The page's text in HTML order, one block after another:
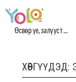
Өсвөр үе, залууст ...
ХӨВГҮҮДЭД: